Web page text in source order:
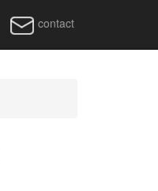
contact